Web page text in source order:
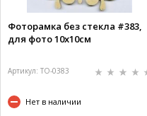
Фоторамка без стекла #383,
для фото 10х10см
Артикул: TO-0383
Нет в наличии